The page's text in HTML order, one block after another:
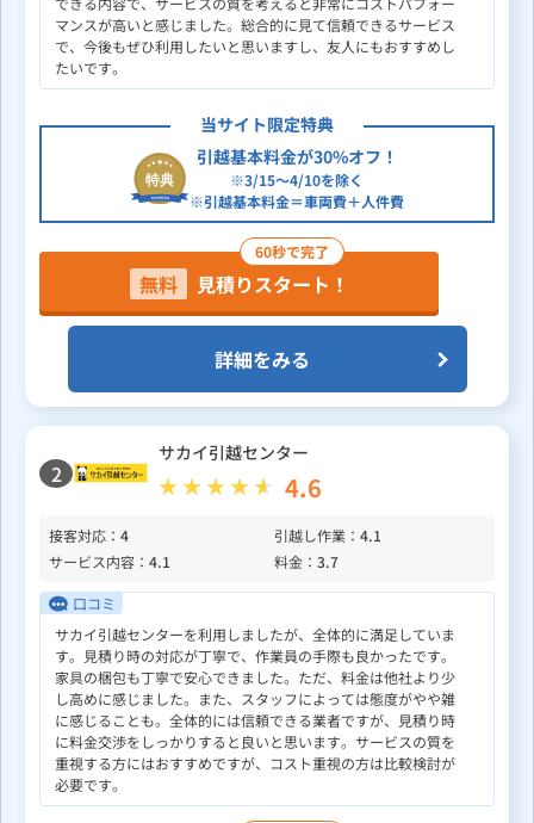
マンスが高いと感じました。総合的に見て信頼できるサービス
で、今後もぜひ利用したいと思いますし、友人にもおすすめし
たいです。
当サイト限定特典
引越基本料金が30%オフ！
※3/15～4/10を除く
※引越基本料金＝車両費＋人件費
60秒で完了
無料 見積りスタート！
詳細をみる
2
サカイ引越センター
4.6
接客対応： 4 引越し作業： 4.1
サービス内容： 4.1 料金： 3.7
口コミ
サカイ引越センターを利用しましたが、全体的に満足していま
す。見積り時の対応が丁寧で、作業員の手際も良かったです。
家具の梱包も丁寧で安心できました。ただ、料金は他社より少
し高めに感じました。また、スタッフによっては態度がやや雑
に感じることも。全体的には信頼できる業者ですが、見積り時
に料金交渉をしっかりすると良いと思います。サービスの質を
重視する方にはおすすめですが、コスト重視の方は比較検討が
必要です。